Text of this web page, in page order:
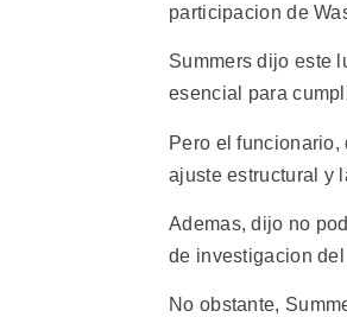
participacion de
Summers dijo este
esencial para
Pero el
ajuste estructural y
Ademas, dijo no
de investigacion
No obstante,